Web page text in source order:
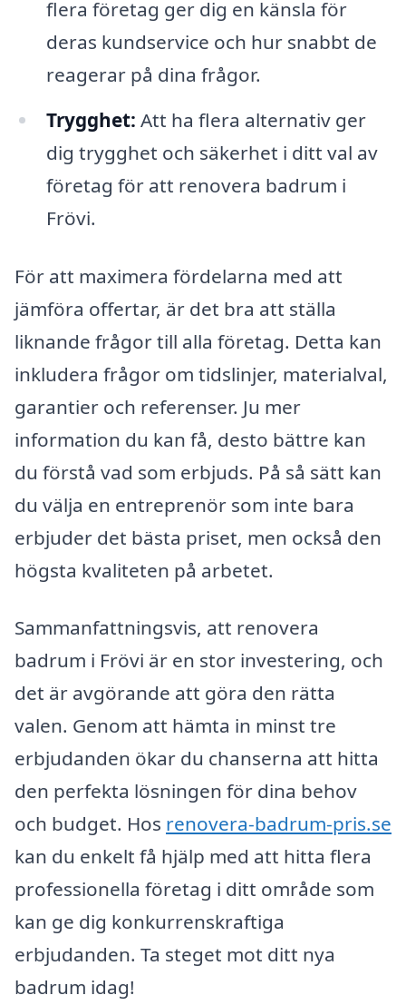
flera företag ger dig en känsla för
deras kundservice och hur snabbt de
reagerar på dina frågor.
Trygghet: Att ha flera alternativ ger
dig trygghet och säkerhet i ditt val av
företag för att renovera badrum i
Frövi.
För att maximera fördelarna med att
jämföra offertar, är det bra att ställa
liknande frågor till alla företag. Detta kan
inkludera frågor om tidslinjer, materialval,
garantier och referenser. Ju mer
information du kan få, desto bättre kan
du förstå vad som erbjuds. På så sätt kan
du välja en entreprenör som inte bara
erbjuder det bästa priset, men också den
högsta kvaliteten på arbetet.
Sammanfattningsvis, att renovera
badrum i Frövi är en stor investering, och
det är avgörande att göra den rätta
valen. Genom att hämta in minst tre
erbjudanden ökar du chanserna att hitta
den perfekta lösningen för dina behov
och budget. Hos renovera-badrum-pris.se
kan du enkelt få hjälp med att hitta flera
professionella företag i ditt område som
kan ge dig konkurrenskraftiga
erbjudanden. Ta steget mot ditt nya
badrum idag!